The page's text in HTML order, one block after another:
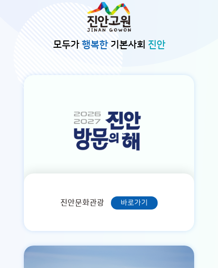
모두가 행복한기본사회 진안
진안문화관광 바로가기